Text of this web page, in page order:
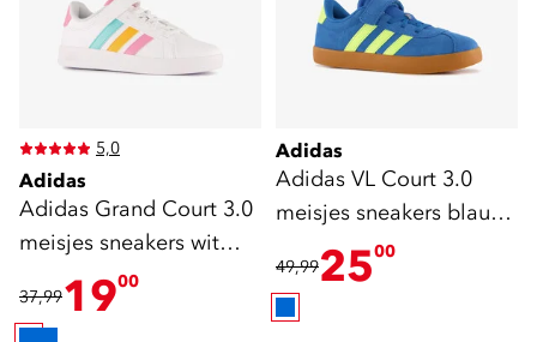
5,0
Adidas
Adidas Grand Court 3.0
meisjes sneakers wit
37,991900
Adidas
Adidas VL Court 3.0
meisjes sneakers blauw
groen
49,992500